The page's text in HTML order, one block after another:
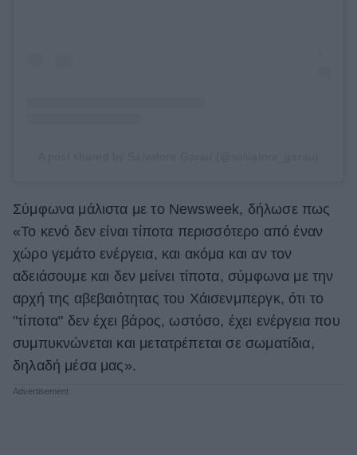
Σύμφωνα μάλιστα με το Newsweek, δήλωσε πως
«Το κενό δεν είναι τίποτα περισσότερο από έναν
χώρο γεμάτο ενέργεια, και ακόμα και αν τον
αδειάσουμε και δεν μείνει τίποτα, σύμφωνα με την
αρχή της αβεβαιότητας του Χάισενμπεργκ, ότι το
"τίποτα" δεν έχει βάρος, ωστόσο, έχει ενέργεια που
συμπυκνώνεται και μετατρέπεται σε σωματίδια,
δηλαδή μέσα μας».